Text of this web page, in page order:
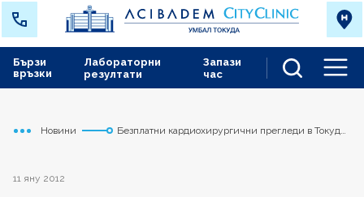
Лабораторни
резултати
Запази
час
Бързи
връзки
Начало
Токуда
Новини
Безплатни кардиохирургични прегледи в Токуда
11 яну 2012